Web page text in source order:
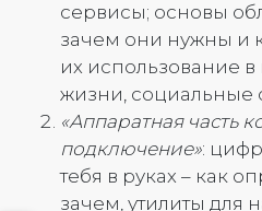
сервисы; основы
зачем они нужны и
их использование
жизни, социальные
«Аппаратная часть
подключение»:
тебя в руках – как
зачем, утилиты для